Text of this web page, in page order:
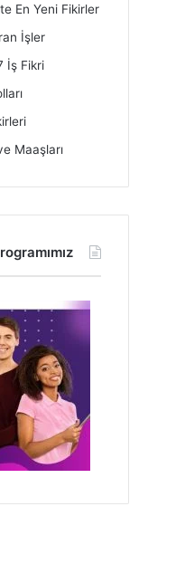
En Yeni Fikirler
İşler
İş Fikri
Maaşları